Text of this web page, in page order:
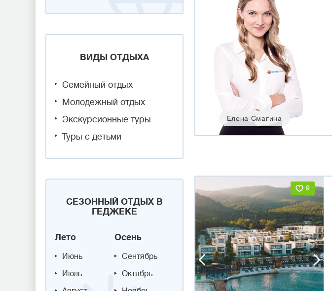
ВИДЫ ОТДЫХА
Семейный отдых
Молодежный отдых
Экскурсионные туры
Туры с детьми
СЕЗОННЫЙ ОТДЫХ В
ГЕДЖЕКЕ
Лето
Июнь
Июль
Осень
Сентябрь
Октябрь
Елена Смагина
9